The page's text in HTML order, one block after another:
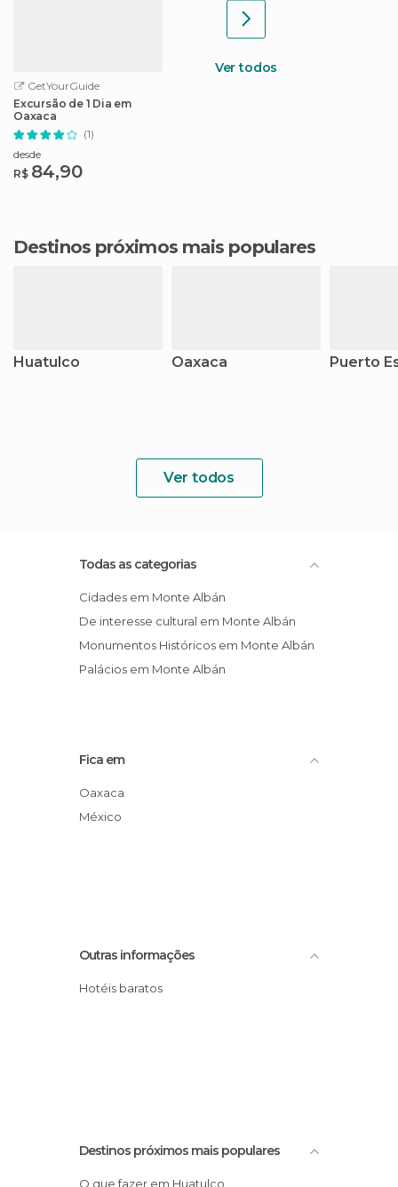
GetYourGuide
Excursão de 1 Dia em
Oaxaca
(1)
desde
R$ 84,90
Ver todos
Destinos próximos mais populares
Huatulco Oaxaca Puerto
Ver todos
Todas as categorias
Cidades em Monte Albán
De interesse cultural em Monte Albán
Monumentos Históricos em Monte Albán
Palácios em Monte Albán
Fica em
Oaxaca
México
Outras informações
Hotéis baratos
Destinos próximos mais populares
O que fazer em Huatulco